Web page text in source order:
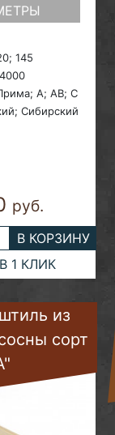
145
A; AB; С
Сибирский
руб.
В КОРЗИНУ
1 КЛИК
из
сорт